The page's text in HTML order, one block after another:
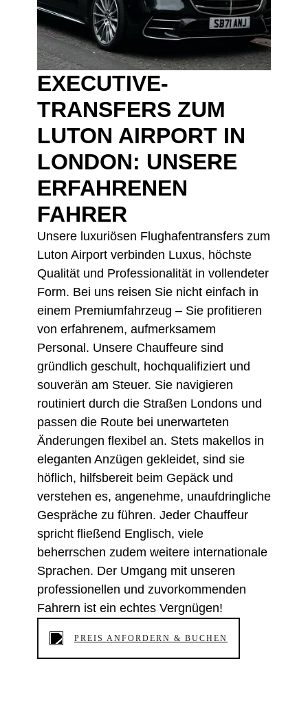
EXECUTIVE-
TRANSFERS ZUM
LUTON AIRPORT IN
LONDON: UNSERE
ERFAHRENEN
FAHRER
Unsere luxuriösen Flughafentransfers zum
Luton Airport verbinden Luxus, höchste
Qualität und Professionalität in vollendeter
Form. Bei uns reisen Sie nicht einfach in
einem Premiumfahrzeug – Sie profitieren
von erfahrenem, aufmerksamem
Personal. Unsere Chauffeure sind
gründlich geschult, hochqualifiziert und
souverän am Steuer. Sie navigieren
routiniert durch die Straßen Londons und
passen die Route bei unerwarteten
Änderungen flexibel an. Stets makellos in
eleganten Anzügen gekleidet, sind sie
höflich, hilfsbereit beim Gepäck und
verstehen es, angenehme, unaufdringliche
Gespräche zu führen. Jeder Chauffeur
spricht fließend Englisch, viele
beherrschen zudem weitere internationale
Sprachen. Der Umgang mit unseren
professionellen und zuvorkommenden
Fahrern ist ein echtes Vergnügen!
PREIS ANFORDERN & BUCHEN